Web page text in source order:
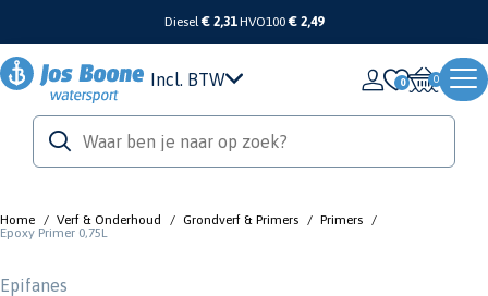
Diesel€ 2,31 HVO100 € 2,49
Incl. BTW 0
Home / Verf & Onderhoud / Grondverf & Primers / Primers /
Epoxy Primer 0,75L
Epifanes